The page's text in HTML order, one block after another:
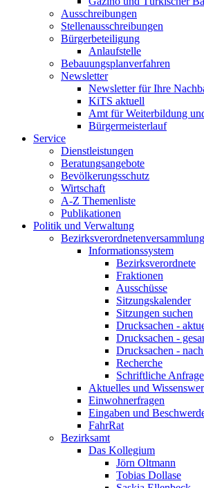
Ausschreibungen
Stellenausschreibungen
Bürger­beteiligung
Anlaufstelle
Bebauungs­plan­verfahren
Newsletter
Newsletter für Ihre
KiTS aktuell
Amt für Weiter­bildung
Bürgermeisterlauf
Service
Dienst­leistungen
Beratungs­angebote
Bevölkerungs­schutz
Wirtschaft
A-Z Themenliste
Publikationen
Politik und Verwaltung
Bezirks­verordneten­versammlung
Informations­­system
Bezirks­verordnete
Fraktionen
Ausschüsse
Sitzungs­kalender
Sitzungen suchen
Drucksachen -
Drucksachen -
Drucksachen -
Recherche
Schriftliche
Aktuelles und
Einwohner­fragen
Eingaben und
FahrRat
Bezirksamt
Das Kollegium
Jörn Oltmann
Tobias Dollase